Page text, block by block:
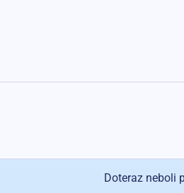
Doteraz neboli